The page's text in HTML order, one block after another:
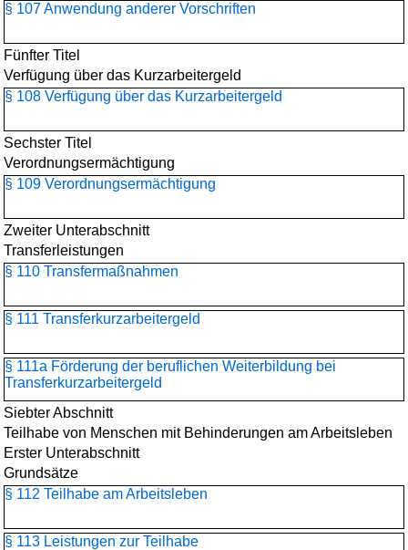
§ 107 Anwendung anderer Vorschriften
Fünfter Titel
Verfügung über das Kurzarbeitergeld
§ 108 Verfügung über das Kurzarbeitergeld
Sechster Titel
Verordnungsermächtigung
§ 109 Verordnungsermächtigung
Zweiter Unterabschnitt
Transferleistungen
§ 110 Transfermaßnahmen
§ 111 Transferkurzarbeitergeld
§ 111a Förderung der beruflichen Weiterbildung bei
Transferkurzarbeitergeld
Siebter Abschnitt
Teilhabe von Menschen mit Behinderungen am Arbeitsleben
Erster Unterabschnitt
Grundsätze
§ 112 Teilhabe am Arbeitsleben
§ 113 Leistungen zur Teilhabe